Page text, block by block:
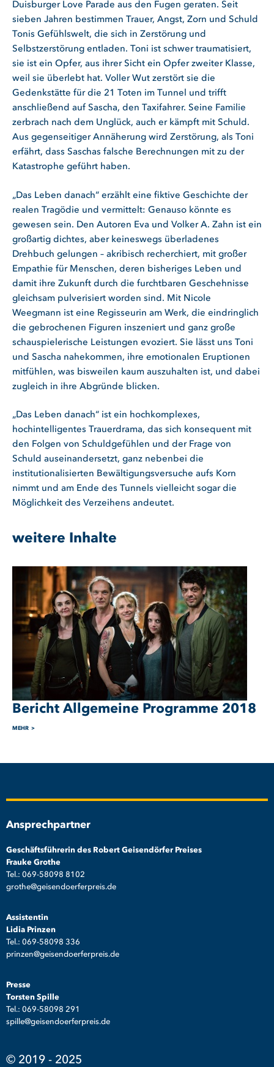
Duisburger Love Parade aus den Fugen geraten. Seit
sieben Jahren bestimmen Trauer, Angst, Zorn und Schuld
Tonis Gefühlswelt, die sich in Zerstörung und
Selbstzerstörung entladen. Toni ist schwer traumatisiert,
sie ist ein Opfer, aus ihrer Sicht ein Opfer zweiter Klasse,
weil sie überlebt hat. Voller Wut zerstört sie die
Gedenkstätte für die 21 Toten im Tunnel und trifft
anschließend auf Sascha, den Taxifahrer. Seine Familie
zerbrach nach dem Unglück, auch er kämpft mit Schuld.
Aus gegenseitiger Annäherung wird Zerstörung, als Toni
erfährt, dass Saschas falsche Berechnungen mit zu der
Katastrophe geführt haben.
„Das Leben danach“ erzählt eine fiktive Geschichte der
realen Tragödie und vermittelt: Genauso könnte es
gewesen sein. Den Autoren Eva und Volker A. Zahn ist ein
großartig dichtes, aber keineswegs überladenes
Drehbuch gelungen – akribisch recherchiert, mit großer
Empathie für Menschen, deren bisheriges Leben und
damit ihre Zukunft durch die furchtbaren Geschehnisse
gleichsam pulverisiert worden sind. Mit Nicole
Weegmann ist eine Regisseurin am Werk, die eindringlich
die gebrochenen Figuren inszeniert und ganz große
schauspielerische Leistungen evoziert. Sie lässt uns Toni
und Sascha nahekommen, ihre emotionalen Eruptionen
mitfühlen, was bisweilen kaum auszuhalten ist, und dabei
zugleich in ihre Abgründe blicken.
„Das Leben danach“ ist ein hochkomplexes,
hochintelligentes Trauerdrama, das sich konsequent mit
den Folgen von Schuldgefühlen und der Frage von
Schuld auseinandersetzt, ganz nebenbei die
institutionalisierten Bewältigungsversuche aufs Korn
nimmt und am Ende des Tunnels vielleicht sogar die
Möglichkeit des Verzeihens andeutet.
weitere Inhalte
Bericht Allgemeine Programme 2018
MEHR
Ansprechpartner
Geschäftsführerin des Robert Geisendörfer Preises
Frauke Grothe
Tel.: 069-58098 8102
grothe@geisendoerferpreis.de
Assistentin
Lidia Prinzen
Tel.: 069-58098 336
prinzen@geisendoerferpreis.de
Presse
Torsten Spille
Tel.: 069-58098 291
spille@geisendoerferpreis.de
© 2019 - 2025